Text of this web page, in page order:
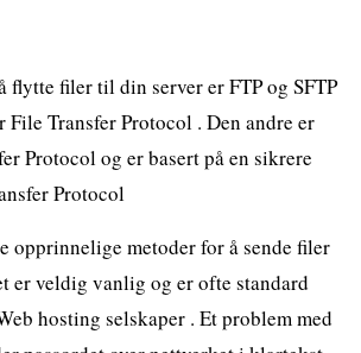
flytte filer til din server er FTP og SFTP
File Transfer Protocol . Den andre er
Protocol og er basert på en sikrere
Protocol
opprinnelige metoder for å sende filer
er veldig vanlig og er ofte standard
hosting selskaper . Et problem med